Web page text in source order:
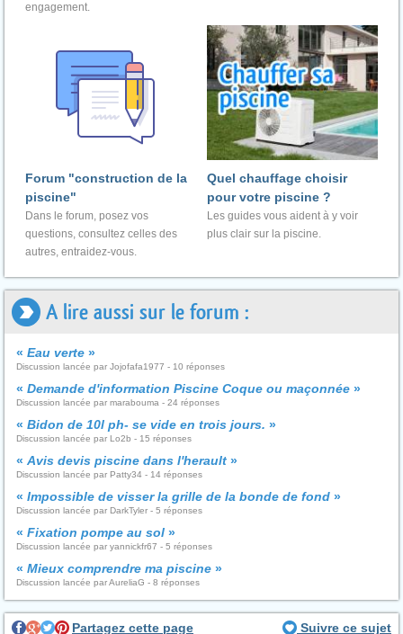
engagement.
Forum "construction de la
piscine"
Dans le forum, posez vos
questions, consultez celles des
autres, entraidez-vous.
Quel chauffage choisir
pour votre piscine ?
Les guides vous aident à y voir
plus clair sur la piscine.
A lire aussi sur le forum :
« Eau verte »
Discussion lancée par Jojofafa1977 - 10 réponses
« Demande d'information Piscine Coque ou maçonnée »
Discussion lancée par marabouma - 24 réponses
« Bidon de 10l ph- se vide en trois jours. »
Discussion lancée par Lo2b - 15 réponses
« Avis devis piscine dans l'herault »
Discussion lancée par Patty34 - 14 réponses
« Impossible de visser la grille de la bonde de fond »
Discussion lancée par DarkTyler - 5 réponses
« Fixation pompe au sol »
Discussion lancée par yannickfr67 - 5 réponses
« Mieux comprendre ma piscine »
Discussion lancée par AureliaG - 8 réponses
Partagez cette page Suivre ce sujet